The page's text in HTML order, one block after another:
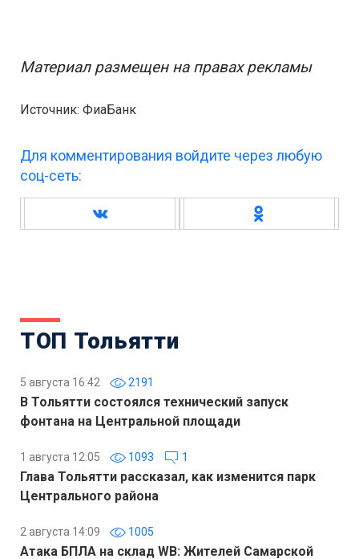
Материал размещен на правах рекламы
Источник: ФиаБанк
Для комментирования войдите через любую
соц-сеть:
ТОП Тольятти
5 августа 16:42 2191
В Тольятти состоялся технический запуск
фонтана на Центральной площади
1 августа 12:05 1093 1
Глава Тольятти рассказал, как изменится парк
Центрального района
2 августа 14:09 1005
Атака БПЛА на склад WB: Жителей Самарской